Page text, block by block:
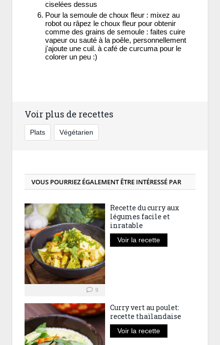
ciselées dessus
Pour la semoule de choux fleur : mixez au
robot ou râpez le choux fleur pour obtenir
comme des grains de semoule : faites cuire
vapeur ou sauté à la poêle, personnellement
j'ajoute une cuil. à café de curcuma pour le
colorer un peu :)
Voir plus de recettes
Plats Végétarien
VOUS POURRIEZ ÉGALEMENT ÊTRE INTÉRESSÉ PAR
9
Recette du curry aux
légumes facile et
inratable
Voir la recette
Curry vert au poulet:
recette thaïlandaise
Voir la recette